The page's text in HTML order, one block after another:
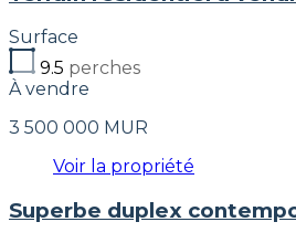
Surface
9.5 perches
À vendre
3 500 000 MUR
Voir la propriété
Superbe duplex